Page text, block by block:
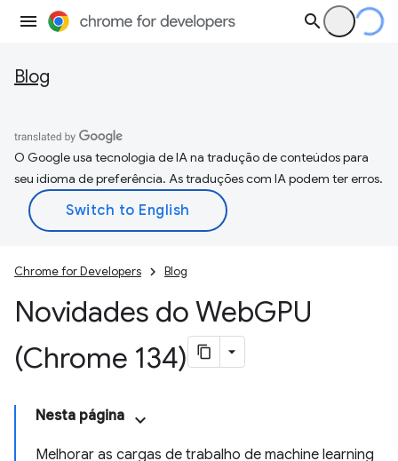
Blog
O Google usa tecnologia de IA na tradução de conteúdos para
seu idioma de preferência. As traduções com IA podem ter erros.
Chrome for Developers Blog
Novidades do WebGPU
(Chrome 134)
Nesta página
Melhorar as cargas de trabalho de machine learning